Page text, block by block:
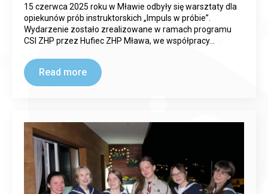
15 czerwca 2025 roku w Mławie odbyły się warsztaty dla
opiekunów prób instruktorskich „Impuls w próbie”.
Wydarzenie zostało zrealizowane w ramach programu
CSI ZHP przez Hufiec ZHP Mława, we współpracy…
Read more